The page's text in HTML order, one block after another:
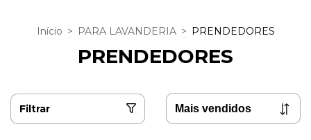
Início > PARA LAVANDERIA > PRENDEDORES
PRENDEDORES
Filtrar